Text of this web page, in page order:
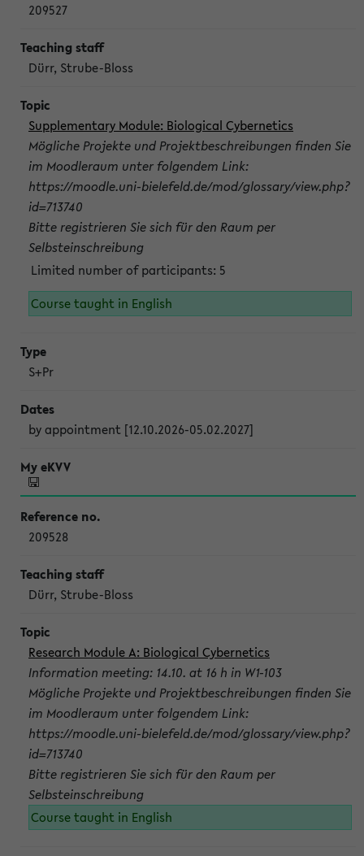
209527
Dürr, Strube-Bloss
Supplementary Module: Biological Cybernetics
Mögliche Projekte und Projektbeschreibungen finden Sie
im Moodleraum unter folgendem Link:
https://moodle.uni-bielefeld.de/mod/glossary/view.php?
id=713740
Bitte registrieren Sie sich für den Raum per
Selbsteinschreibung
Limited number of participants: 5
Course taught in English
S+Pr
by appointment [12.10.2026-05.02.2027]
209528
Dürr, Strube-Bloss
Research Module A: Biological Cybernetics
Information meeting: 14.10. at 16 h in W1-103
Mögliche Projekte und Projektbeschreibungen finden Sie
im Moodleraum unter folgendem Link:
https://moodle.uni-bielefeld.de/mod/glossary/view.php?
id=713740
Bitte registrieren Sie sich für den Raum per
Selbsteinschreibung
Course taught in English